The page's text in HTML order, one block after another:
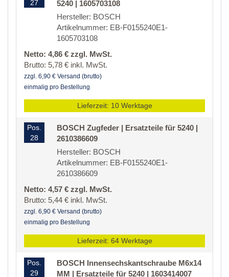
27
5240 | 1605703108
Hersteller: BOSCH
Artikelnummer: EB-F0155240E1-
1605703108
Netto: 4,86 € zzgl. MwSt.
Brutto: 5,78 € inkl. MwSt.
zzgl. 6,90 € Versand (brutto)
einmalig pro Bestellung
Lieferzeit: 10 Werktage
Pos.
28
BOSCH Zugfeder | Ersatzteile für 5240 |
2610386609
Hersteller: BOSCH
Artikelnummer: EB-F0155240E1-
2610386609
Netto: 4,57 € zzgl. MwSt.
Brutto: 5,44 € inkl. MwSt.
zzgl. 6,90 € Versand (brutto)
einmalig pro Bestellung
Lieferzeit: 64 Werktage
Pos.
29
BOSCH Innensechskantschraube M6x14
MM | Ersatzteile für 5240 | 1603414007